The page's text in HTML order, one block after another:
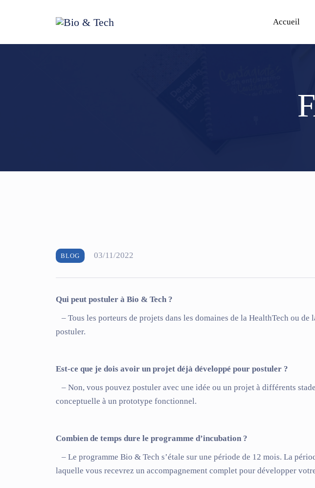
Accueil
BLOG 03/11/2022
Qui peut postuler à Bio & Tech ?
– Tous les porteurs de projets dans les domaines de la HealthTech ou
postuler.
Est-ce que je dois avoir un projet déjà développé pour postuler ?
– Non, vous pouvez postuler avec une idée ou un projet à différents
conceptuelle à un prototype fonctionnel.
Combien de temps dure le programme d’incubation ?
– Le programme Bio & Tech s’étale sur une période de 12 mois. La
laquelle vous recevrez un accompagnement complet pour développer